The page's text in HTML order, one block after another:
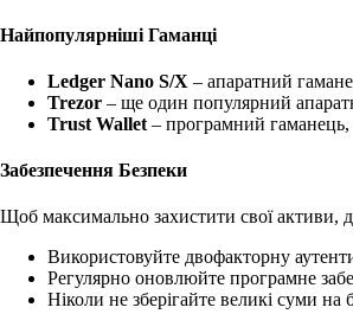
Найпопулярніші Гаманці
Ledger Nano S/X – апаратний
Trezor – ще один популярний
Trust Wallet – програмний гаманець,
Забезпечення Безпеки
Щоб максимально захистити свої активи,
Використовуйте двофакторну
Регулярно оновлюйте програмне
Ніколи не зберігайте великі суми на